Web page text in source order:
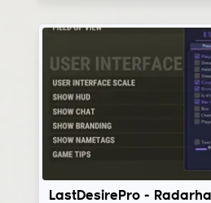
LastDesirePro
LastDesirePro -